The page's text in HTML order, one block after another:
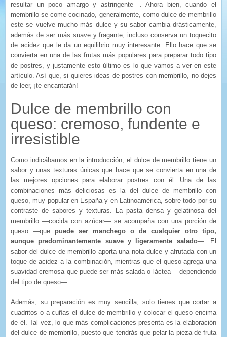
resultar un poco amargo y astringente—. Ahora bien, cuando el
membrillo se come cocinado, generalmente, como dulce de membrillo
este se vuelve mucho más dulce y su sabor cambia drásticamente,
además de ser más suave y fragante, incluso conserva un toquecito
de acidez que le da un equilibrio muy interesante. Ello hace que se
convierta en una de las frutas más populares para preparar todo tipo
de postres, y justamente esto último es lo que vamos a ver en este
artículo. Así que, si quieres ideas de postres con membrillo, no dejes
de leer, ¡te encantarán!
Dulce de membrillo con
queso: cremoso, fundente e
irresistible
Como indicábamos en la introducción, el dulce de membrillo tiene un
sabor y unas texturas únicas que hace que se convierta en una de
las mejores opciones para elaborar postres con él. Una de las
combinaciones más deliciosas es la del dulce de membrillo con
queso, muy popular en España y en Latinoamérica, sobre todo por su
contraste de sabores y texturas. La pasta densa y gelatinosa del
membrillo —cocida con azúcar— se acompaña con una porción de
queso —que puede ser manchego o de cualquier otro tipo,
aunque predominantemente suave y ligeramente salado—. El
sabor del dulce de membrillo aporta una nota dulce y afrutada con un
toque de acidez a la combinación, mientras que el queso agrega una
suavidad cremosa que puede ser más salada o láctea —dependiendo
del tipo de queso—.
Además, su preparación es muy sencilla, solo tienes que cortar a
cuadritos o a cuñas el dulce de membrillo y colocar el queso encima
de él. Tal vez, lo que más complicaciones presenta es la elaboración
del dulce de membrillo, puesto que tendrás que pelar la pieza de fruta